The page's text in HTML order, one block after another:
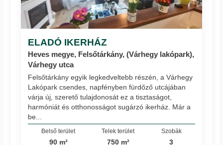
ELADÓ IKERHÁZ
Heves megye, Felsőtárkány, (Várhegy lakópark),
Várhegy utca
Felsőtárkány egyik legkedveltebb részén, a Várhegy
Lakópark csendes, napfényben fürdőző utcájában
várja új, szerető tulajdonosát ez a tisztaságot,
harmóniát és otthonosságot sugárzó ikerház. Már a
be...
Belső terület
90 m²
Telek terület
750 m²
Szobák
3